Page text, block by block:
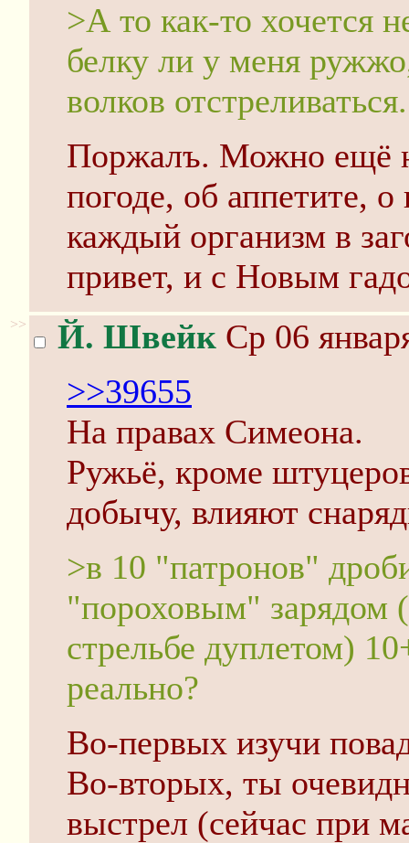
>А то как-то хочется
белку ли у меня
волков
Поржалъ. Можно ещё
погоде, об аппетите, о
каждый организм в
привет, и с Новым
>> Й. Швейк Ср 06
>>39655
На правах Симеона.
Ружьё, кроме
добычу, влияют
>в 10 "патронов"
"пороховым" зарядом
стрельбе дуплетом)
реально?
Во-первых изучи
Во-вторых, ты
выстрел (сейчас при